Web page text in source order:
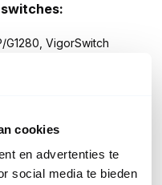
cookies
en advertenties te
social media te bieden
G1280, VigorSwitch
G2280(x),
VigorSwitch
points